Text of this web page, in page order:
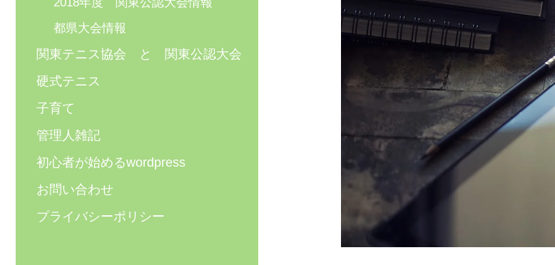
都県大会情報
関東テニス協会 と 関東公認大会
硬式テニス
子育て
管理人雑記
初心者が始めるwordpress
お問い合わせ
プライバシーポリシー